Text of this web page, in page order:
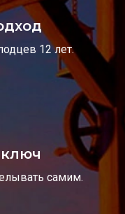
12 лет.
самим.